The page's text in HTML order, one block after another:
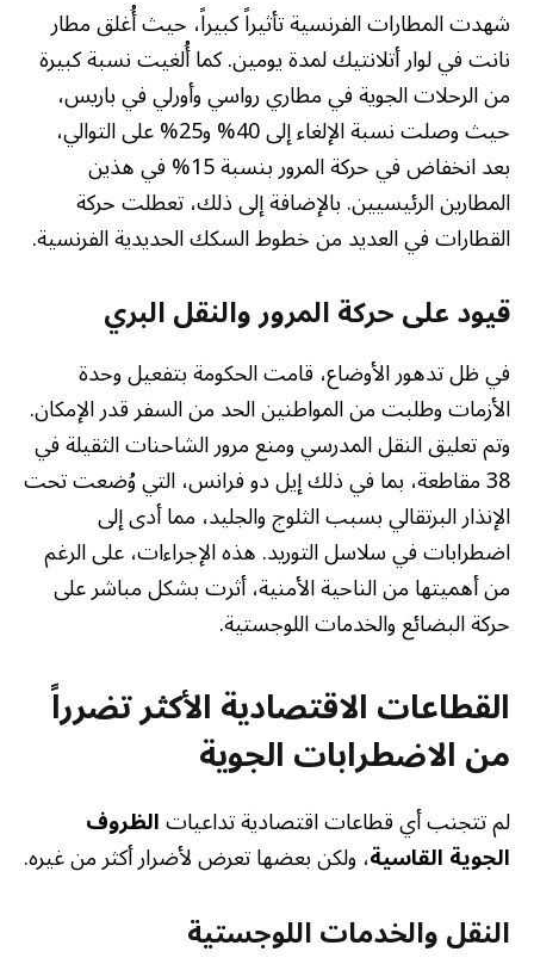
شهدت المطارات الفرنسية تأثيراً كبيراً، حيث أُغلق مطار
نانت في لوار أتلانتيك لمدة يومين. كما أُلغيت نسبة كبيرة
من الرحلات الجوية في مطاري رواسي وأورلي في باريس،
حيث وصلت نسبة الإلغاء إلى 40% و25% على التوالي،
بعد انخفاض في حركة المرور بنسبة 15% في هذين
المطارين الرئيسيين. بالإضافة إلى ذلك، تعطلت حركة
القطارات في العديد من خطوط السكك الحديدية الفرنسية.
قيود على حركة المرور والنقل البري
في ظل تدهور الأوضاع، قامت الحكومة بتفعيل وحدة
الأزمات وطلبت من المواطنين الحد من السفر قدر الإمكان.
وتم تعليق النقل المدرسي ومنع مرور الشاحنات الثقيلة في
38 مقاطعة، بما في ذلك إيل دو فرانس، التي وُضعت تحت
الإنذار البرتقالي بسبب الثلوج والجليد، مما أدى إلى
اضطرابات في سلاسل التوريد. هذه الإجراءات، على الرغم
من أهميتها من الناحية الأمنية، أثرت بشكل مباشر على
حركة البضائع والخدمات اللوجستية.
القطاعات الاقتصادية الأكثر تضرراً
من الاضطرابات الجوية
لم تتجنب أي قطاعات اقتصادية تداعياتالظروف
الجوية القاسية، ولكن بعضها تعرض لأضرار أكثر من غيره.
النقل والخدمات اللوجستية